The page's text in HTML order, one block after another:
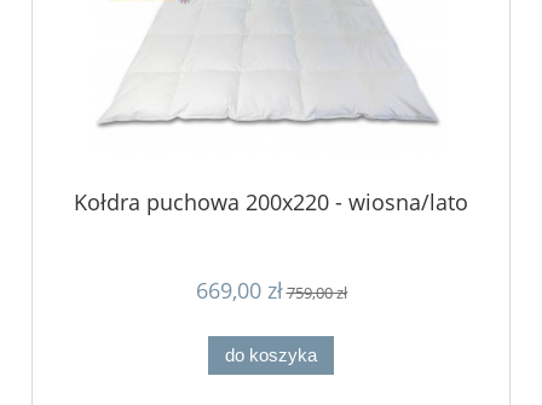
Kołdra puchowa 200x220 - wiosna/lato
669,00 zł759,00 zł
do koszyka